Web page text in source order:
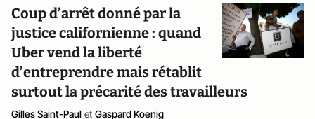
Coup d’arrêt donné par la
justice californienne : quand
Uber vend la liberté
d’entreprendre mais rétablit
surtout la précarité des travailleurs
Gilles Saint-Paul et Gaspard Koenig